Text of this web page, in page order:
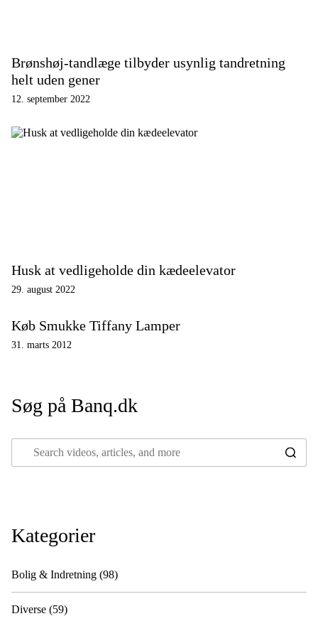
Brønshøj-tandlæge tilbyder usynlig tandretning
helt uden gener
12. september 2022
Husk at vedligeholde din kædeelevator
29. august 2022
Køb Smukke Tiffany Lamper
31. marts 2012
Søg på Banq.dk
Kategorier
Bolig & Indretning (98)
Diverse (59)